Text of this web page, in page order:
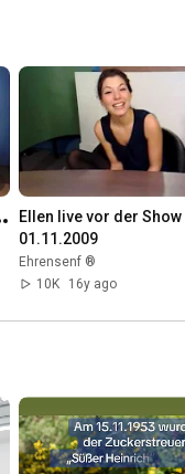
Ellen live vor der Show
01.11.2009
Ehrensenf ®
10K
16y ago